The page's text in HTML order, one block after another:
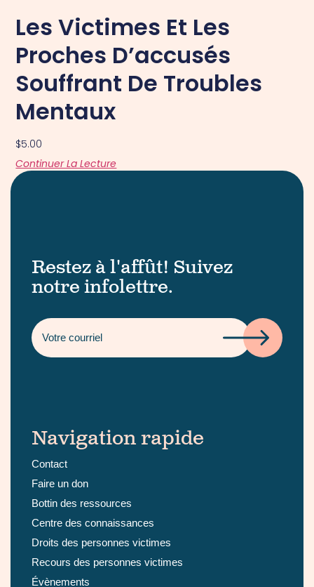
Les Victimes Et Les
Proches D’accusés
Souffrant De Troubles
Mentaux
$5.00
Continuer La Lecture
Restez à l'affût! Suivez
notre infolettre.
Navigation rapide
Contact
Faire un don
Bottin des ressources
Centre des connaissances
Droits des personnes victimes
Recours des personnes victimes
Évènements